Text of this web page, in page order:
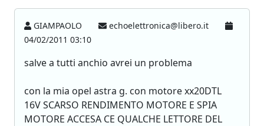
GIAMPAOLO
echoelettronica@libero.it
04/02/2011 03:10
salve a tutti anchio avrei un problema
con la mia opel astra g. con motore xx20DTL
16V SCARSO RENDIMENTO MOTORE E SPIA
MOTORE ACCESA CE QUALCHE LETTORE DEL